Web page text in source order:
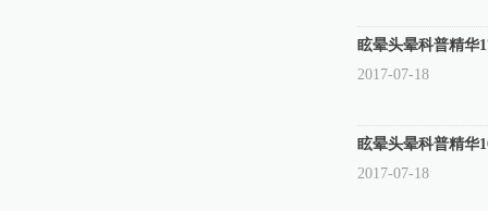
眩晕头晕科普精华
2017-07-18
眩晕头晕科普精华
2017-07-18